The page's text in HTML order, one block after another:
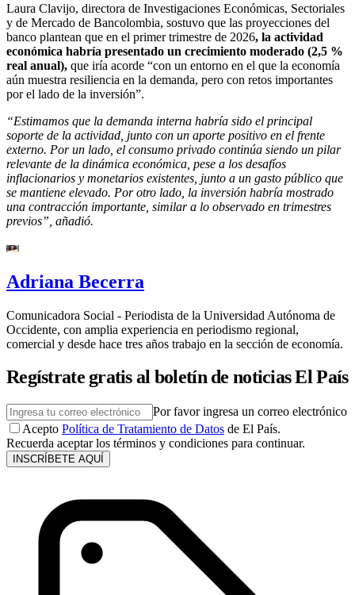
Laura Clavijo, directora de Investigaciones Económicas, Sectoriales
y de Mercado de Bancolombia, sostuvo que las proyecciones del
banco plantean que en el primer trimestre de 2026, la actividad
económica habría presentado un crecimiento moderado (2,5 %
real anual), que iría acorde “con un entorno en el que la economía
aún muestra resiliencia en la demanda, pero con retos importantes
por el lado de la inversión”.
“Estimamos que la demanda interna habría sido el principal
soporte de la actividad, junto con un aporte positivo en el frente
externo. Por un lado, el consumo privado continúa siendo un pilar
relevante de la dinámica económica, pese a los desafíos
inflacionarios y monetarios existentes, junto a un gasto público que
se mantiene elevado. Por otro lado, la inversión habría mostrado
una contracción importante, similar a lo observado en trimestres
previos”, añadió.
Adriana Becerra
Comunicadora Social - Periodista de la Universidad Autónoma de
Occidente, con amplia experiencia en periodismo regional,
comercial y desde hace tres años trabajo en la sección de economía.
Regístrate gratis al boletín de noticias El País
Por favor ingresa un correo electrónico
Acepto Política de Tratamiento de Datos de El País.
Recuerda aceptar los términos y condiciones para continuar.
INSCRÍBETE AQUÍ